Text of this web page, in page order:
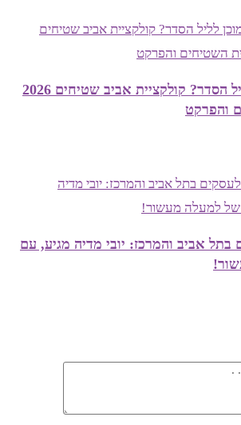
הבית שלכם מוכן לליל הסדר? קולקציית אביב שטיחים 2026
והפרקט
אביב והמרכז: יובי מדיה מגיע, עם